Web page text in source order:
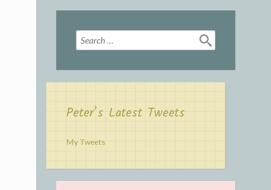
Search
for:
Peter’s Latest Tweets
My Tweets